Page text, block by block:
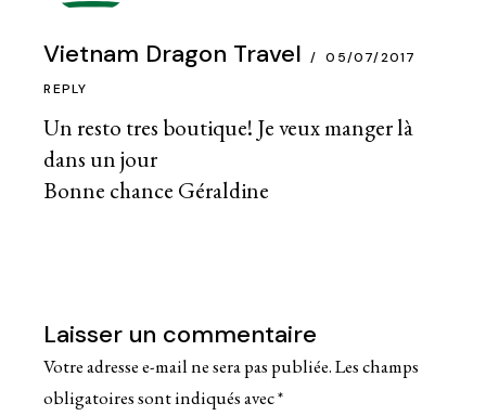
Vietnam Dragon Travel 05/07/2017
Un resto tres boutique! Je veux manger là
dans un jour
Bonne chance Géraldine
REPLY
Laisser un commentaire
Votre adresse e-mail ne sera pas publiée.Les champs
obligatoires sont indiqués avec*